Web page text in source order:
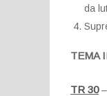
da
TEMA
TR 30–